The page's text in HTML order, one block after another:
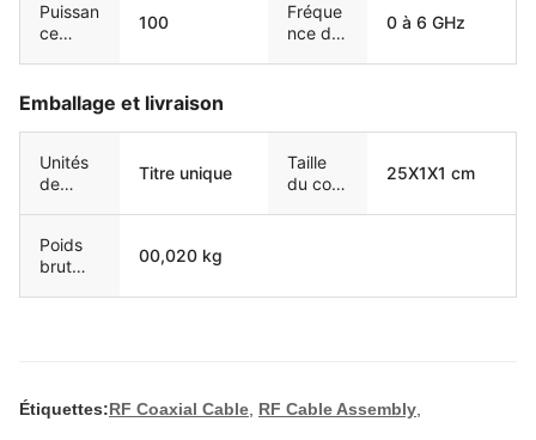
intrusio
ns
Puissan
ce
maxim
100
Fréque
nce de
0 à 6 GHz
Emballage et livraison
Unités
de
Titre unique
Taille
du colis
25X1X1 cm
Poids
brut
00,020 kg
Étiquettes:RF Coaxial Cable RF Cable Assembly